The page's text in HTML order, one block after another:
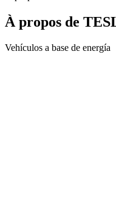
À propos de
Vehículos a base de energía